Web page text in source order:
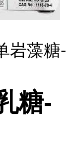
岩藻糖-
糖-